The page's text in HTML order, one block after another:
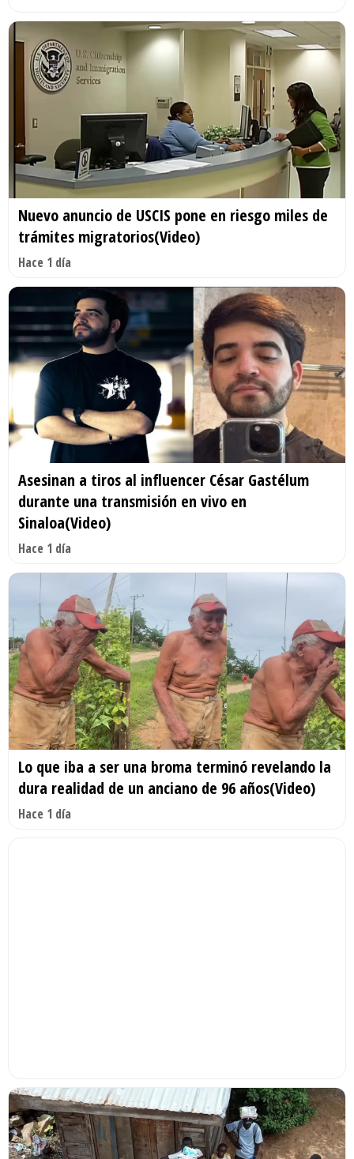
Nuevo anuncio de USCIS pone en riesgo miles de
trámites migratorios(Video)
Hace 1 día
Asesinan a tiros al influencer César Gastélum
durante una transmisión en vivo en
Sinaloa(Video)
Hace 1 día
Lo que iba a ser una broma terminó revelando la
dura realidad de un anciano de 96 años(Video)
Hace 1 día